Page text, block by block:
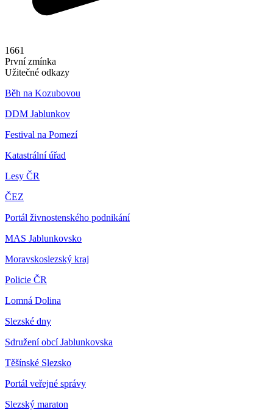
1661
První zmínka
Užitečné odkazy
Běh na Kozubovou
DDM Jablunkov
Festival na Pomezí
Katastrální úřad
Lesy ČR
ČEZ
Portál živnostenského podnikání
MAS Jablunkovsko
Moravskoslezský kraj
Policie ČR
Lomná Dolina
Slezské dny
Sdružení obcí Jablunkovska
Těšínské Slezsko
Portál veřejné správy
Slezský maraton